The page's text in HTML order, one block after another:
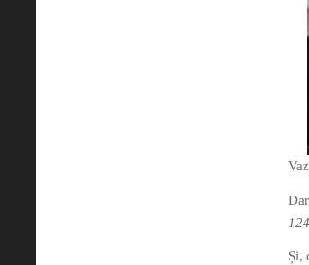
124
Și,